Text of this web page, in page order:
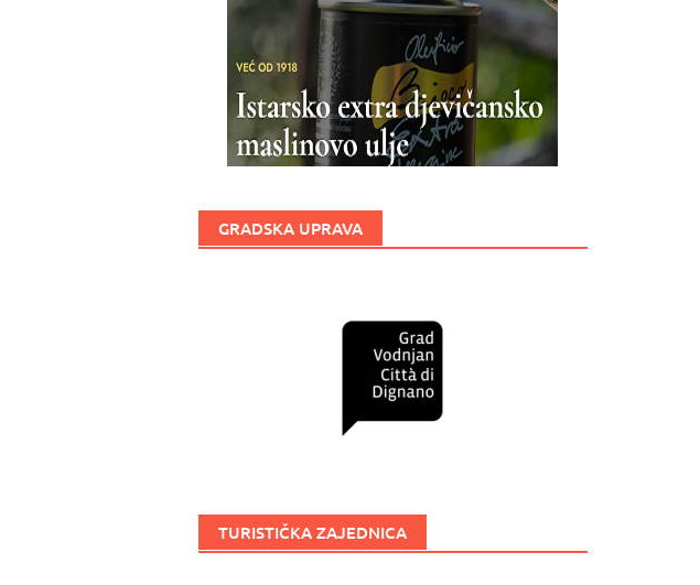
GRADSKA UPRAVA
TURISTIČKA ZAJEDNICA